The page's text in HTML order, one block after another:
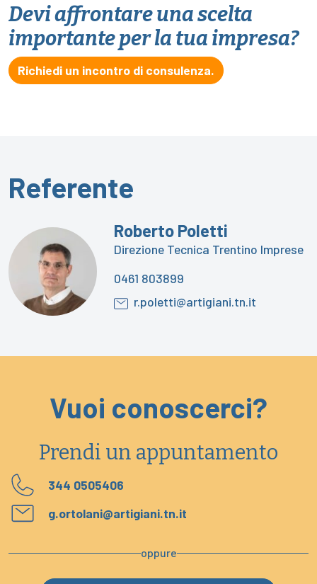
Devi affrontare una scelta
importante per la tua impresa?
Richiedi un incontro di consulenza.
Referente
Roberto Poletti
Direzione Tecnica Trentino Imprese
0461 803899
r.poletti@artigiani.tn.it
Vuoi conoscerci?
Prendi un appuntamento
344 0505406
g.ortolani@artigiani.tn.it
oppure